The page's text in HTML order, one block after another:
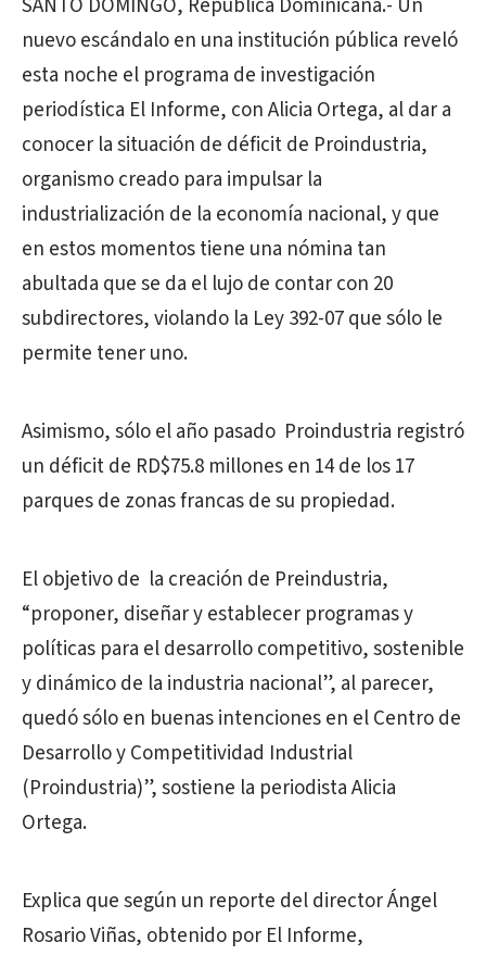
SANTO DOMINGO, República Dominicana.- Un
nuevo escándalo en una institución pública reveló
esta noche el programa de investigación
periodística El Informe, con Alicia Ortega, al dar a
conocer la situación de déficit de Proindustria,
organismo creado para impulsar la
industrialización de la economía nacional, y que
en estos momentos tiene una nómina tan
abultada que se da el lujo de contar con 20
subdirectores, violando la Ley 392-07 que sólo le
permite tener uno.
Asimismo, sólo el año pasado Proindustria registró
un déficit de RD$75.8 millones en 14 de los 17
parques de zonas francas de su propiedad.
El objetivo de la creación de Preindustria,
“proponer, diseñar y establecer programas y
políticas para el desarrollo competitivo, sostenible
y dinámico de la industria nacional”, al parecer,
quedó sólo en buenas intenciones en el Centro de
Desarrollo y Competitividad Industrial
(Proindustria)”, sostiene la periodista Alicia
Ortega.
Explica que según un reporte del director Ángel
Rosario Viñas, obtenido por El Informe,